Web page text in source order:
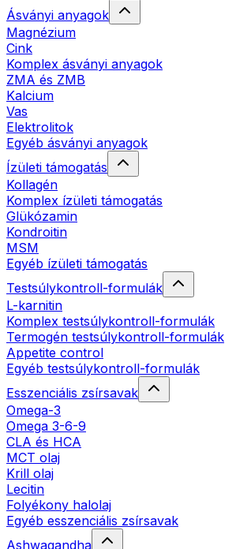
Ásványi anyagok
Magnézium
Cink
Komplex ásványi anyagok
ZMA és ZMB
Kalcium
Vas
Elektrolitok
Egyéb ásványi anyagok
Ízületi támogatás
Kollagén
Komplex ízületi támogatás
Glükózamin
Kondroitin
MSM
Egyéb ízületi támogatás
Testsúlykontroll-formulák
L-karnitin
Komplex testsúlykontroll-formulák
Termogén testsúlykontroll-formulák
Appetite control
Egyéb testsúlykontroll-formulák
Esszenciális zsírsavak
Omega-3
Omega 3-6-9
CLA és HCA
MCT olaj
Krill olaj
Lecitin
Folyékony halolaj
Egyéb esszenciális zsírsavak
Ashwagandha